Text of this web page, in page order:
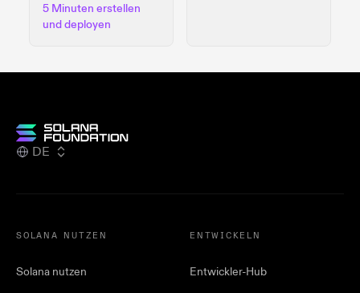
5 Minuten erstellen
und deployen
DE
SOLANA NUTZEN
Solana nutzen
ENTWICKELN
Entwickler-Hub